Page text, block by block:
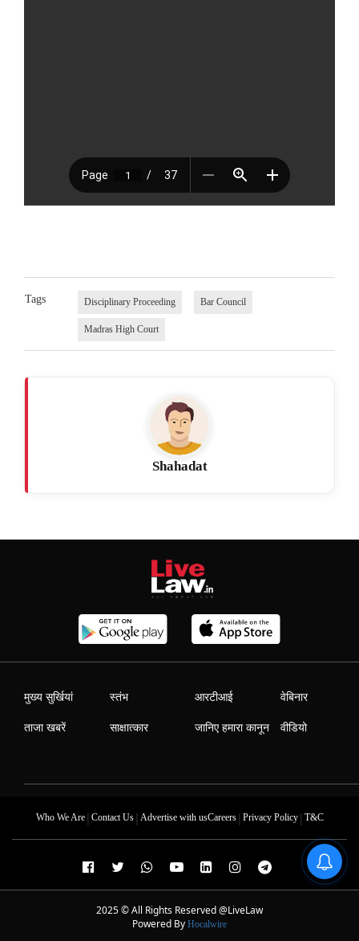
Tags Disciplinary Proceeding Bar Council
Madras High Court
Shahadat
मुख्य सुर्खियां
ताजा खबरें
स्तंभ
साक्षात्कार
आरटीआई
जानिए हमारा कानून
वेबिनार
वीडियो
Who We Are| Contact Us| Advertise with usCareers| Privacy Policy| T&C
2025 © All Rights Reserved @LiveLaw
Powered By Hocalwire